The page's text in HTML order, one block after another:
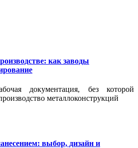
как заводы
документация, без которой
металлоконструкций
выбор, дизайн и